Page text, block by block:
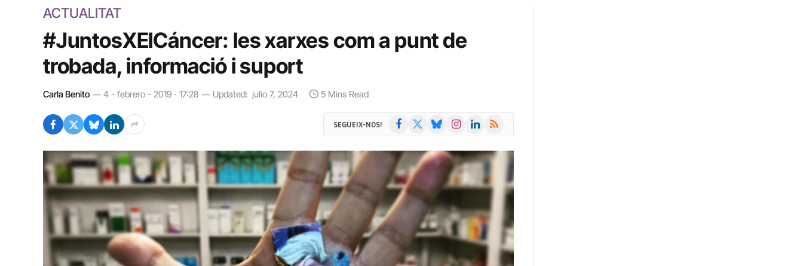
ACTUALITAT
#JuntosXElCáncer: les xarxes com a punt de
trobada, informació i suport
Carla Benito 4 - febrero - 2019 · 17:28 Updated: julio 7, 2024 5 Mins Read
SEGUEIX-NOS! Facebook BlueskyInstagramLinkedIn
RSS